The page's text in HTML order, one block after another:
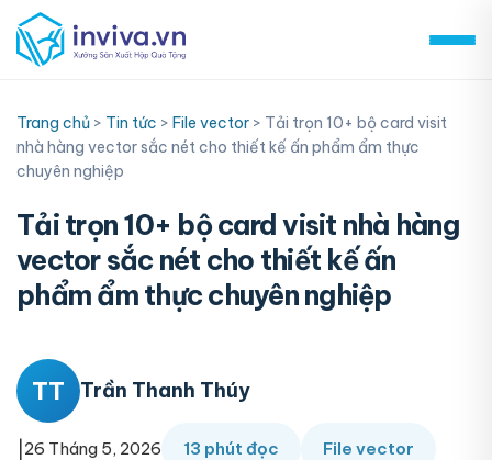
Skip
to
content
Trang chủ > Tin tức > File vector > Tải trọn 10+ bộ card visit
nhà hàng vector sắc nét cho thiết kế ấn phẩm ẩm thực
chuyên nghiệp
Tải trọn 10+ bộ card visit nhà hàng
vector sắc nét cho thiết kế ấn
phẩm ẩm thực chuyên nghiệp
TT Trần Thanh Thúy
26 Tháng 5, 2026 13 phút đọc File vector